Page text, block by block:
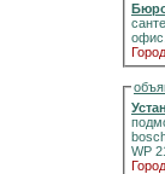
WP